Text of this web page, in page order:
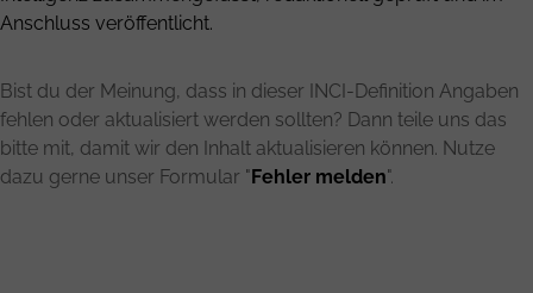
Anschluss veröffentlicht.
Bist du der Meinung, dass in dieser INCI-Definition Angaben
fehlen oder aktualisiert werden sollten? Dann teile uns das
bitte mit, damit wir den Inhalt aktualisieren können. Nutze
dazu gerne unser Formular "Fehler melden".